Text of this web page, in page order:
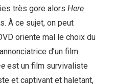
très gore alors Here
À ce sujet, on peut
oriente mal le choix du
d’un film
est un film survivaliste
et captivant et haletant,